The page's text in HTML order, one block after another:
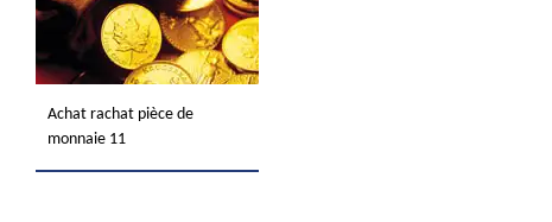
Achat rachat pièce de
monnaie 11